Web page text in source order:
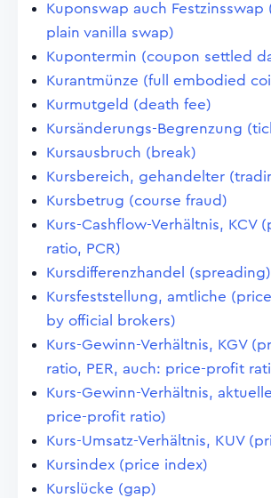
Kuponswap auch Festzinsswap
plain vanilla swap)
Kupontermin (coupon settled
Kurantmünze (full embodied
Kurmutgeld (death fee)
Kursänderungs-Begrenzung
Kursausbruch (break)
Kursbereich, gehandelter
Kursbetrug (course fraud)
Kurs-Cashflow-Verhältnis, KCV
ratio, PCR)
Kursdifferenzhandel (spreading)
Kursfeststellung, amtliche
by official brokers)
Kurs-Gewinn-Verhältnis, KGV
ratio, PER, auch: price-profit
Kurs-Gewinn-Verhältnis,
price-profit ratio)
Kurs-Umsatz-Verhältnis, KUV
Kursindex (price index)
Kurslücke (gap)